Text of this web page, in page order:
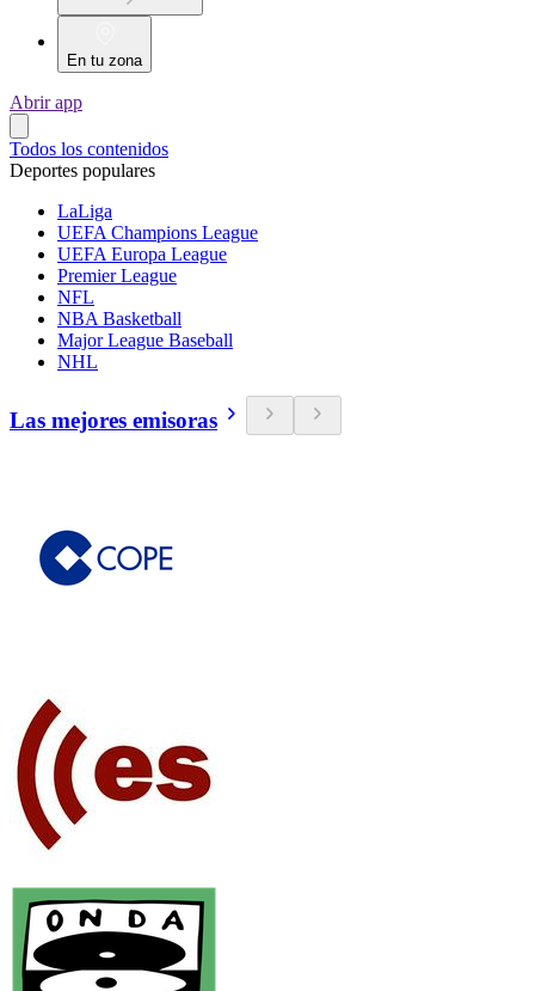
En tu zona
Abrir app
Todos los contenidos
Deportes populares
LaLiga
UEFA Champions League
UEFA Europa League
Premier League
NFL
NBA Basketball
Major League Baseball
NHL
Las mejores emisoras